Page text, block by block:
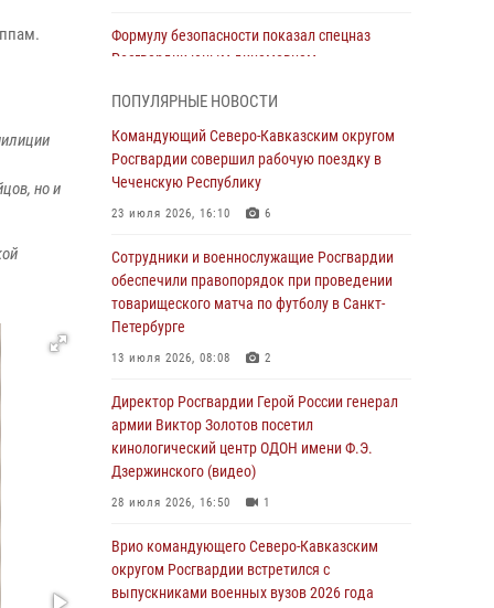
но и
Формулу безопасности показал спецназ
Росгвардии юным динамовцам
В столице росгвардейцы задержали мужчину,
устроившего дебош в букмекерской конторе
В Удмуртии при силовой поддержке спецназа
Росгвардии задержаны подозреваемые в
мошенничестве под видом оказания
оздоровительных услуг (видео)
В Москве дети сотрудников и
военнослужащих Росгвардии посетили
мастер-класс по художественной гимнастике
05 августа 2026, 13:00
Офицеры Росгвардии и ветераны войск
правопорядка почтили память генерала
армии Ивана Кирилловича Яковлева
ПОПУЛЯРНЫЕ НОВОСТИ
Командующий Северо-Кавказским округом
Росгвардии совершил рабочую поездку в
Чеченскую Республику
23 июля 2026, 16:10 6
Сотрудники и военнослужащие Росгвардии
обеспечили правопорядок при проведении
товарищеского матча по футболу в Санкт-
Петербурге
13 июля 2026, 08:08 2
Директор Росгвардии Герой России генерал
армии Виктор Золотов посетил
кинологический центр ОДОН имени Ф.Э.
Дзержинского (видео)
28 июля 2026, 16:50 1
Врио командующего Северо-Кавказским
округом Росгвардии встретился с
выпускниками военных вузов 2026 года